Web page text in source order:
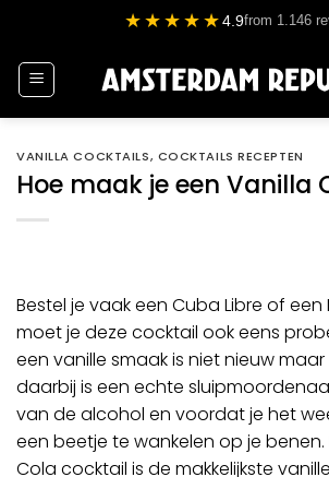
inhoud
★★★★★4.9from 1.146
VANILLA COCKTAILS, COCKTAILS RECEPTEN
Hoe maak je een Vanilla
Bestel je vaak een Cuba Libre of een
moet je deze cocktail ook eens
een vanille smaak is niet nieuw
daarbij is een echte
van de alcohol en voordat je het
een beetje te wankelen op je benen.
Cola cocktail is de makkelijkste